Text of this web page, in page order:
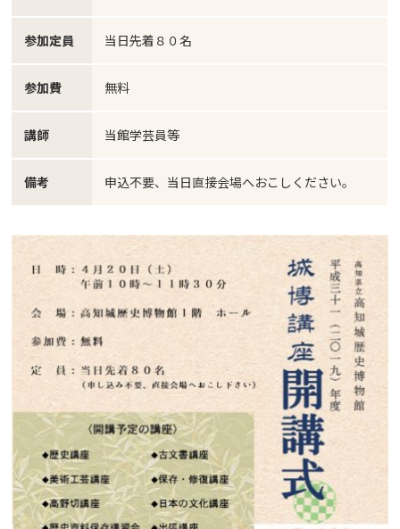
参加定員 当日先着８０名
参加費 無料
講師 当館学芸員等
備考 申込不要、当日直接会場へおこしください。